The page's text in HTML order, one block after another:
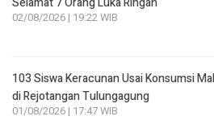
02/08/2026 | 19:22 WIB
103 Siswa Keracunan Usai Konsumsi
di Rejotangan Tulungagung
01/08/2026 | 17:47 WIB